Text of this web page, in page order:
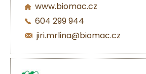
www.biomac.cz
604 299 944
jiri.mrlina@biomac.cz